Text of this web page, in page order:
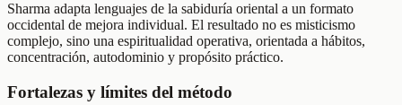
Sharma adapta lenguajes de la sabiduría oriental a un formato
occidental de mejora individual. El resultado no es misticismo
complejo, sino una espiritualidad operativa, orientada a hábitos,
concentración, autodominio y propósito práctico.
Fortalezas y límites del método